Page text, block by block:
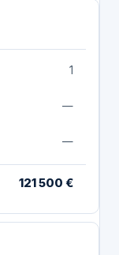
1
—
—
121 500 €